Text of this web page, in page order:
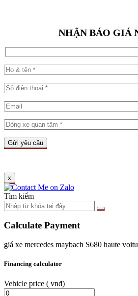
NHẬN BÁO GIÁ
x
Tìm kiếm
Calculate Payment
giá xe mercedes maybach S680 haute
Financing calculator
Vehicle price ( vnđ)